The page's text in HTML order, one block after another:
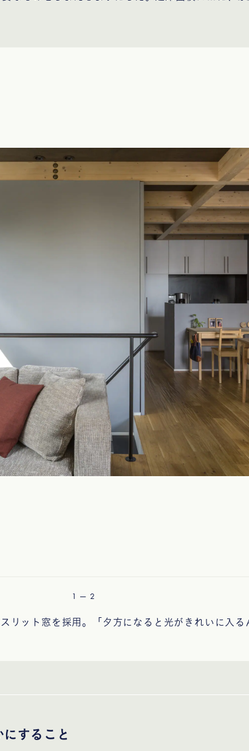
1 — 2
リット窓を採用。「夕方になると光がきれいに入る
すること